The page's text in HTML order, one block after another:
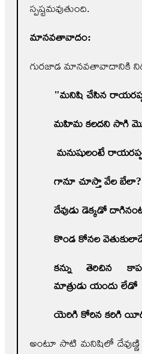
స్పష్టమవుతుంది.
మానవతావాదం:
గురజాడ మానవతావాదానికి
"మనిషి చేసిన
మహిమ కలదని సాగి
మనుషులంటే
గానూ చూస్తా వేల బేలా?
దేవుడు డెక్కడో
కొండ కోనల
కన్ను తెరిచిన
మాత్రుడు యందు లేడో
యెరిగి కోరిన కరిగి
అంటూ సాటి మనిషిలో